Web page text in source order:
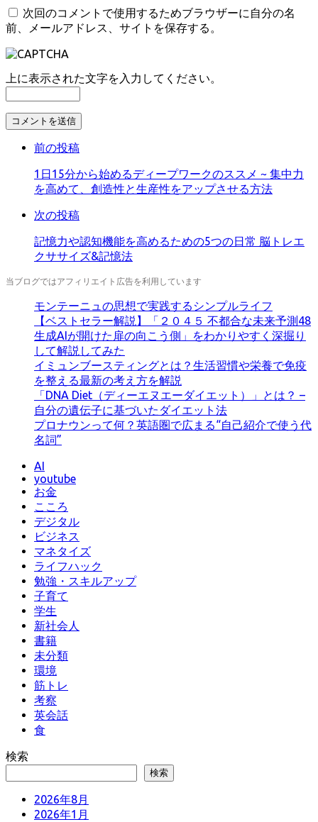
次回のコメントで使用するためブラウザーに自分の名
前、メールアドレス、サイトを保存する。
上に表示された文字を入力してください。
コ
メ
す
る
前の投稿
1日15分から始めるディープワークのススメ ~ 集中力
を高めて、創造性と生産性をアップさせる方法
次の投稿
記憶力や認知機能を高めるための5つの日常 脳トレエ
クササイズ&記憶法
当ブログではアフィリエイト広告を利用しています
モンテーニュの思想で実践するシンプルライフ
【ベストセラー解説】「２０４５ 不都合な未来予測48
生成AIが開けた扉の向こう側」をわかりやすく深掘り
して解説してみた
イミュンブースティングとは？生活習慣や栄養で免疫
を整える最新の考え方を解説
「DNA Diet（ディーエヌエーダイエット）」とは？ –
自分の遺伝子に基づいたダイエット法
プロナウンって何？英語圏で広まる“自己紹介で使う代
名詞”
AI
youtube
お金
こころ
デジタル
ビジネス
マネタイズ
ライフハック
勉強・スキルアップ
子育て
学生
新社会人
書籍
未分類
環境
筋トレ
考察
英会話
食
検索
検索
2026年8月
2026年1月